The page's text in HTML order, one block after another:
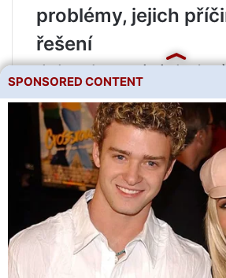
problémy, jejich
řešení
Jak odstranit
SPONSORED CONTENT